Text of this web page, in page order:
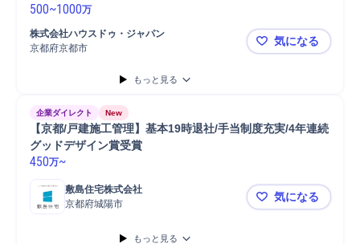
500~1000万
株式会社ハウスドゥ・ジャパン
京都府京都市
施工管理
気になる
もっと見る
企業ダイレクト New
【京都/戸建施工管理】基本19時退社/手当制度充実/4年連続
グッドデザイン賞受賞
450万~
敷島住宅株式会社
京都府城陽市
【京都/戸建
気になる
もっと見る